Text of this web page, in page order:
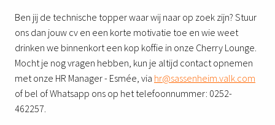
Ben jij de technische topper waar wij naar op zoek zijn? Stuur
ons dan jouw cv en een korte motivatie toe en wie weet
drinken we binnenkort een kop koffie in onze Cherry Lounge.
Mocht je nog vragen hebben, kun je altijd contact opnemen
met onze HR Manager - Esmée, via hr@sassenheim.valk.com
of bel of Whatsapp ons op het telefoonnummer: 0252-
462257.